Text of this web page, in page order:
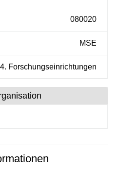
080020
MSE
Forschungseinrichtungen